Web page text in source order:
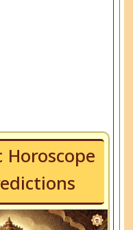
Horoscope